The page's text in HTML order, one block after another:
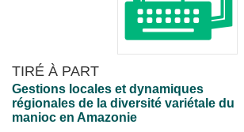
TIRÉ À PART
Gestions locales et dynamiques
régionales de la diversité variétale du
manioc en Amazonie